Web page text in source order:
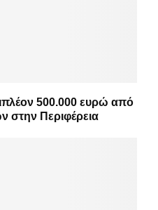
500.000 ευρώ από
στην Περιφέρεια